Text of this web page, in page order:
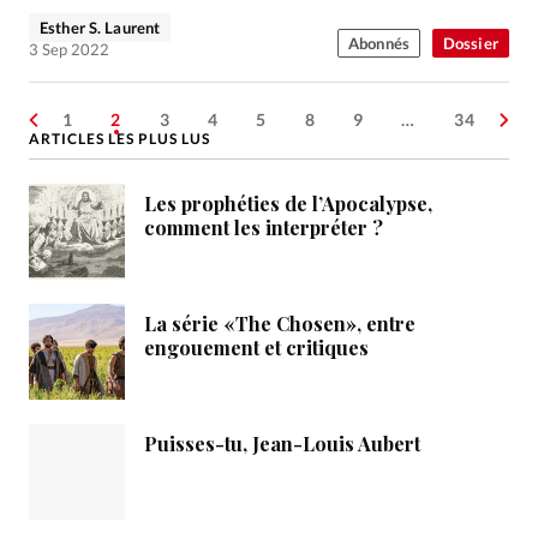
Dossier
Esther S. Laurent
3 Sep 2022
Abonnés
1 2 3 4 5 8 9 … 34
ARTICLES LES PLUS LUS
Les prophéties de l’Apocalypse,
comment les interpréter ?
La série «The Chosen», entre
engouement et critiques
Puisses-tu, Jean-Louis Aubert